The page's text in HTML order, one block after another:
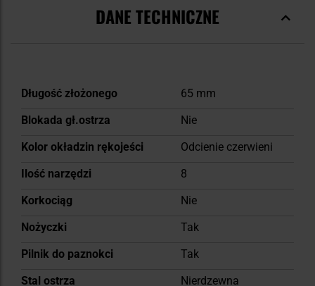
DANE TECHNICZNE
Więcej
Długość złożonego
65 mm
Blokada gł.ostrza
Nie
Kolor okładzin rękojeści
Odcienie czerwieni
Ilość narzędzi
8
Korkociąg
Nie
Nożyczki
Tak
Pilnik do paznokci
Tak
Stal ostrza
Nierdzewna